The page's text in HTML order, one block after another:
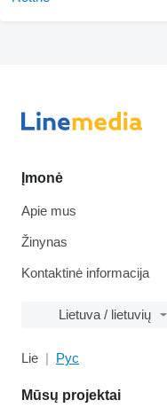
Įmonė
Apie mus
Žinynas
Kontaktinė informacija
Lietuva / lietuvių
Lie Рус
Mūsų projektai